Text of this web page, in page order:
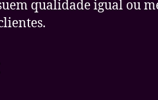
qualidade igual ou